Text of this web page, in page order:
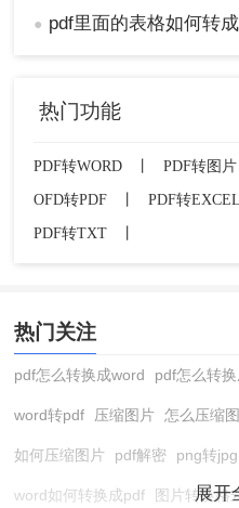
以上就是怎么把图片转
图片转化为Excel表格的
● pdf里面的表格如何转成
热门功能
PDF转WORD PDF转图片
OFD转PDF
PDF转EXCEL
PDF转TXT
热门关注
pdf怎么转换成word pdf怎么转
word转pdf 压缩图片 怎么压缩
如何压缩图片 pdf解密 png转jpg
word如何转换成pdf 图片转换格
展开